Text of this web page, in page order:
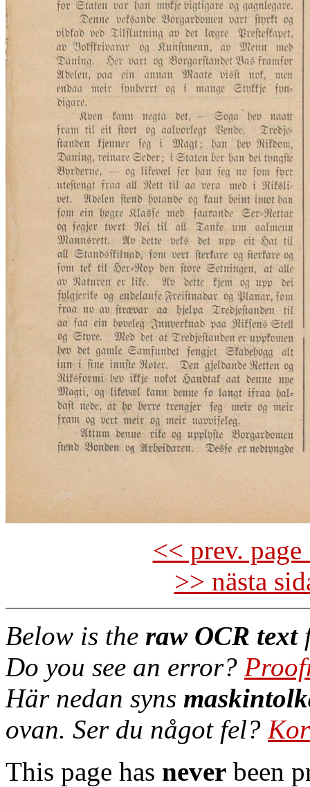
<< prev.
>> nästa
Below is the raw OCR text
Do you see an error?
Här nedan syns
ovan. Ser du något fel?
This page has never been